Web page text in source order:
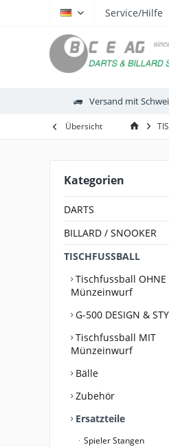
Service/Hilfe
Versand mit
Übersicht
Kategorien
DARTS
BILLARD / SNOOKER
TISCHFUSSBALL
Tischfussball OHNE
Münzeinwurf
G-500 DESIGN &
Tischfussball MIT
Münzeinwurf
Bälle
Zubehör
Ersatzteile
Spieler Stangen